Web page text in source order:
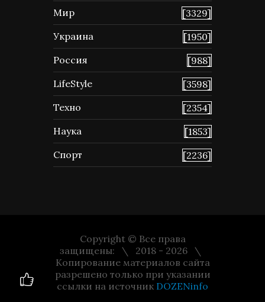
Мир
[3329]
Украина
[1950]
Россия
[988]
LifeStyle
[3598]
Техно
[2354]
Наука
[1853]
Спорт
[2236]
Copyright © Все права
защищены:
2018 - 2026
Копирование материалов сайта
разрешено только при указании
ссылки на источник DOZENinfo